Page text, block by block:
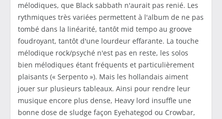
mélodiques, que Black sabbath n'aurait pas renié. Les
rythmiques très variées permettent à l'album de ne pas
tombé dans la linéarité, tantôt mid tempo au groove
foudroyant, tantôt d'une lourdeur effarante. La touche
mélodique rock/psyché n'est pas en reste, les solos
bien mélodiques étant fréquents et particulièrement
plaisants (« Serpento »). Mais les hollandais aiment
jouer sur plusieurs tableaux. Ainsi pour rendre leur
musique encore plus dense, Heavy lord insuffle une
bonne dose de sludge façon Eyehategod ou Crowbar,